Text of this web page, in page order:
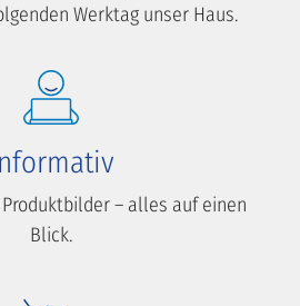
Werktag unser Haus.
– alles auf einen
Blick.